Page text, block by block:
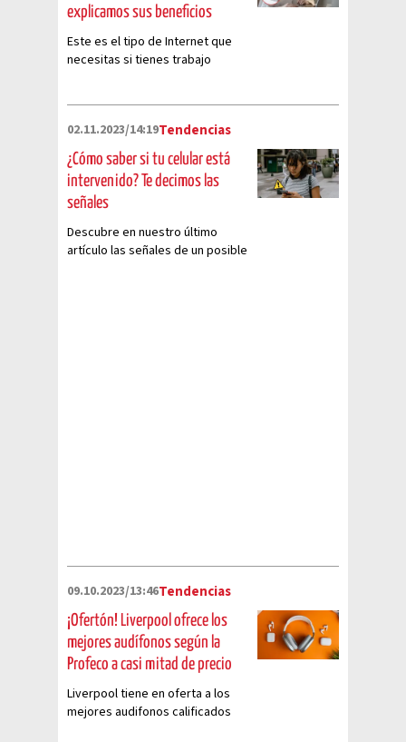
explicamos sus beneficios
Este es el tipo de Internet que
necesitas si tienes trabajo
02.11.2023/14:19Tendencias
¿Cómo saber si tu celular está
intervenido? Te decimos las
señales
Descubre en nuestro último
artículo las señales de un posible
09.10.2023/13:46Tendencias
¡Ofertón! Liverpool ofrece los
mejores audífonos según la
Profeco a casi mitad de precio
Liverpool tiene en oferta a los
mejores audifonos calificados